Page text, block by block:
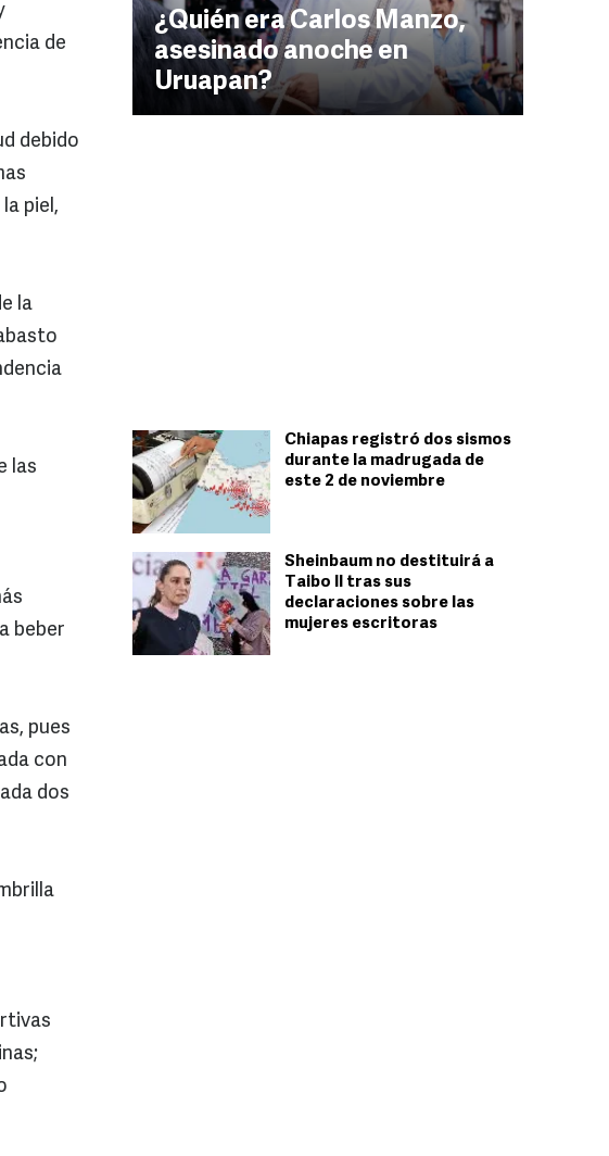
¿Quién era Carlos Manzo,
asesinado anoche en
Uruapan?
Chiapas registró dos sismos
durante la madrugada de
este 2 de noviembre
Sheinbaum no destituirá a
Taibo II tras sus
declaraciones sobre las
mujeres escritoras
de
debido
piel,
la
las
beber
pues
con
dos